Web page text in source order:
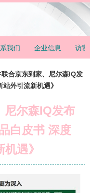
我们 企业信息 访客
联合京东到家、尼尔森IQ发
外引流新机遇》
尼尔森IQ发布
白皮书 深度
遇》